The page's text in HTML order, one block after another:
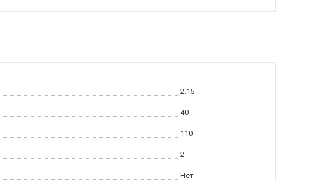
2.15
40
110
2
Нет